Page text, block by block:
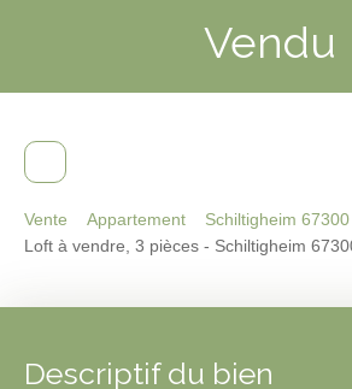
Vendu
Vente Appartement
Schiltigheim 67300
Loft à vendre, 3 pièces - Schiltigheim
Descriptif du bien